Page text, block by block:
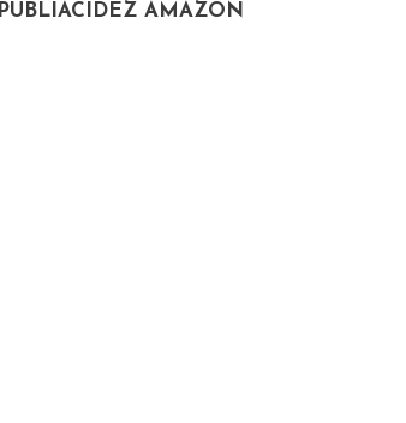
PUBLIACIDEZ AMAZON